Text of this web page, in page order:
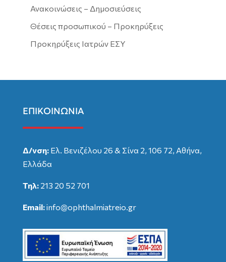
Ανακοινώσεις – Δημοσιεύσεις
Θέσεις προσωπικού – Προκηρύξεις
Προκηρύξεις Ιατρών ΕΣΥ
ΕΠΙΚΟΙΝΩΝΙΑ
Δ/νση:Ελ. Βενιζέλου 26 & Σίνα 2, 106 72, Αθήνα,
Ελλάδα
Τηλ: 213 20 52 701
Email:info@ophthalmiatreio.gr